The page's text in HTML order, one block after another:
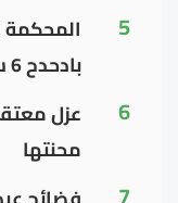
5
المحكمة
بادحدح 6 سنوات
6
عزل
محنتها